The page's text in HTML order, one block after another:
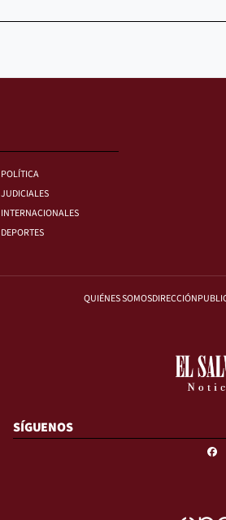
POLÍTICA
JUDICIALES
INTERNACIONALES
DEPORTES
QUIÉNES SOMOSDIRECCIÓN
SÍGUENOS